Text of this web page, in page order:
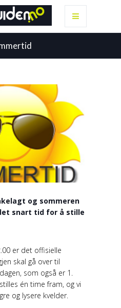
og sommeren
snart tid for å stille
er det offisielle
skal gå over til
som også er 1.
én time fram, og vi
og lysere kvelder.